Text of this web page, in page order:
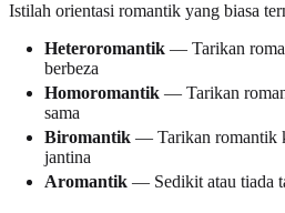
Istilah orientasi romantik yang biasa
Heteroromantik — Tarikan
berbeza
Homoromantik — Tarikan
sama
Biromantik — Tarikan romantik
jantina
Aromantik — Sedikit atau tiada